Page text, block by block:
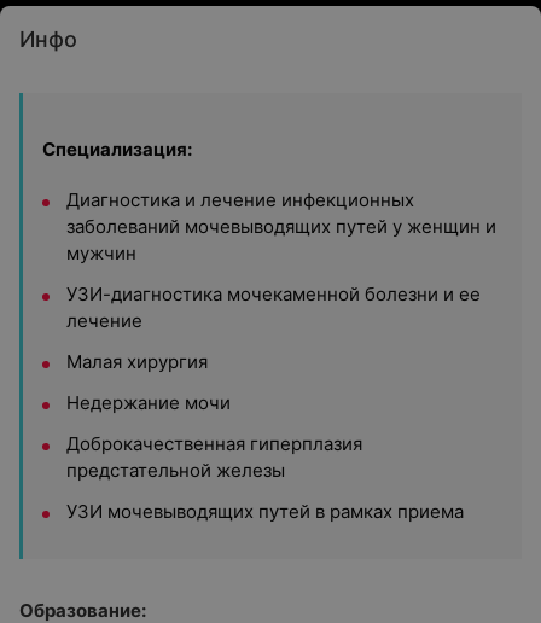
Инфо
Специализация:
Диагностика и лечение инфекционных
заболеваний мочевыводящих путей у женщин и
мужчин
УЗИ-диагностика мочекаменной болезни и ее
лечение
Малая хирургия
Недержание мочи
Доброкачественная гиперплазия
предстательной железы
УЗИ мочевыводящих путей в рамках приема
Образование: